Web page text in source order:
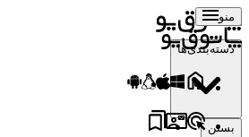
منو
دسته‌بندی‌ها
بستن